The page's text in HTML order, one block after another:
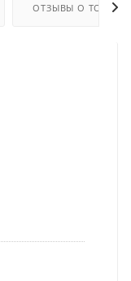
ОТЗЫВЫ О ТОВАРЕ